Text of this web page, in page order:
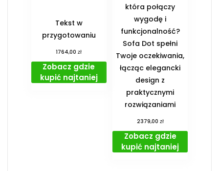
Tekst w
przygotowaniu
1764,00zł
Zobacz gdzie
kupić najtaniej
która połączy
wygodę i
funkcjonalność?
Sofa Dot spełni
Twoje oczekiwania,
łącząc elegancki
design z
praktycznymi
rozwiązaniami
2379,00 zł
Zobacz gdzie
kupić najtaniej